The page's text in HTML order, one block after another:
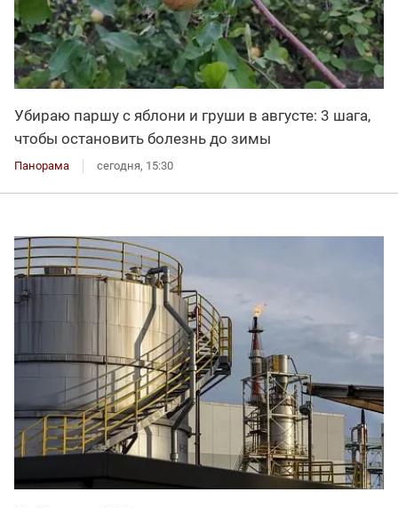
Убираю паршу с яблони и груши в августе: 3 шага,
чтобы остановить болезнь до зимы
Панорама сегодня, 15:30